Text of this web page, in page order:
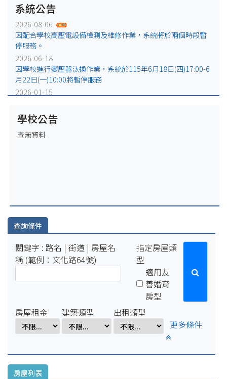
2026-05-25 賃居安全
賃居退租注意事項
2026-05-18 賃居新聞
校外租屋租金補貼宣導公告
系統公告
2026-08-06
因配合學校高壓電設備檢測及維修作業，系統將於兩個時段暫
停服務。
2026-06-18
因學校進行變壓器汰換作業，系統於115年6月18日(四)17:00-6
月22日(一)10:00將暫停服務
2026-01-15
(五)17:00-1月19日(一)10:00將暫停服務
2025-12-31
因配合學校電力設備緊急維修作業，系統於115年1月2日
因配合學校電氣設備檢修作業，系統於114年4月1日(二)17:00-
4月7日(一)8:00將暫停服務。
學校公告
查無資料
查詢條件
關鍵字 : 路名 | 街道 | 房屋名
稱 (範例：文化路64號)
指定房屋類
型
適用友
善婚育
房型
房屋租金
建築類型
出租類型
更多條件
房屋列表